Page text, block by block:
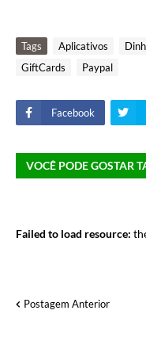
Tags Aplicativos
GiftCards
Paypal
Facebook
VOCÊ PODE GOSTAR
Failed to load resource:
Postagem Anterior